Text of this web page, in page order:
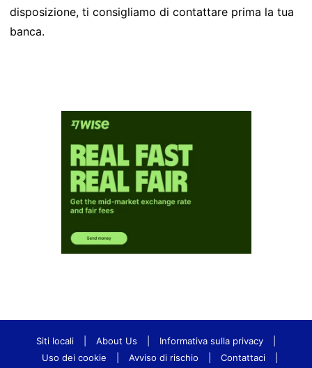
disposizione, ti consigliamo di contattare prima la tua
banca.
Siti locali About Us Informativa sulla privacy
Uso dei cookie
Avviso di rischio Contattaci